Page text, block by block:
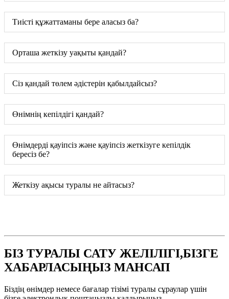
Тиісті құжаттаманы бере аласыз ба?
Орташа жеткізу уақыты қандай?
Сіз қандай төлем әдістерін қабылдайсыз?
Өнімнің кепілдігі қандай?
Өнімдерді қауіпсіз және қауіпсіз жеткізуге кепілдік
бересіз бе?
Жеткізу ақысы туралы не айтасыз?
БІЗ ТУРАЛЫ САТУ ЖЕЛІЛІГІ,БІЗГЕ
ХАБАРЛАСЫҢЫЗ МАНСАП
Біздің өнімдер немесе бағалар тізімі туралы сұраулар үшін